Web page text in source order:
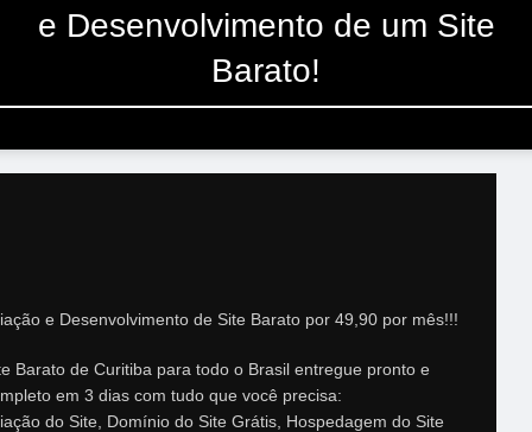
e Desenvolvimento de um Site
Barato!
e Desenvolvimento de Site Barato por 49,90 por mês!!!
Barato de Curitiba para todo o Brasil entregue pronto e
em 3 dias com tudo que você precisa:
do Site, Domínio do Site Grátis, Hospedagem do Site